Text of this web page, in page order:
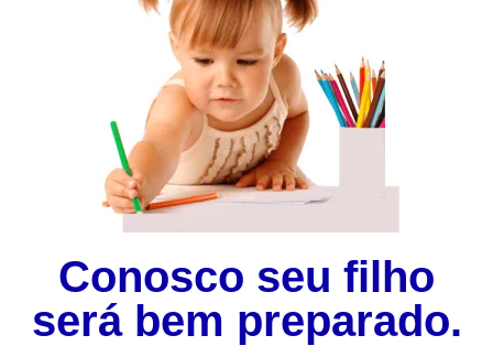
Conosco seu filho
será bem preparado.